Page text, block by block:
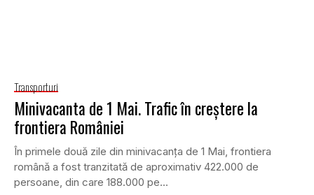
Transporturi
Minivacanta de 1 Mai. Trafic în creştere la
frontiera României
În primele două zile din minivacanţa de 1 Mai, frontiera
română a fost tranzitată de aproximativ 422.000 de
persoane, din care 188.000 pe...